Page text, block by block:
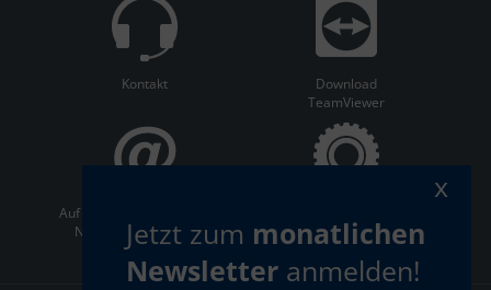
Kontakt
Download
TeamViewer
Auf dem Laufenden bleiben:
Newsletter abonnieren
Jetzt zum monatlichen
Newsletter anmelden!
x